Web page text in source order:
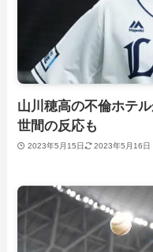
山川穂高の不倫ホテ
世間の反応も
2023年5月15日 2023年5月16日